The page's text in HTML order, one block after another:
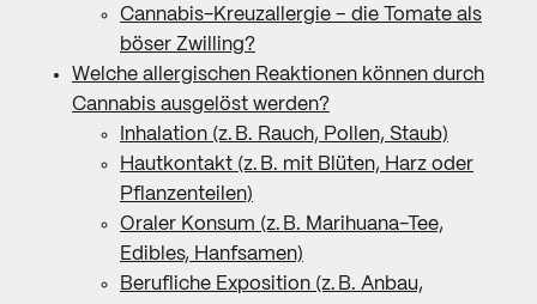
Cannabis-Kreuzallergie – die Tomate als
böser Zwilling?
Welche allergischen Reaktionen können durch
Cannabis ausgelöst werden?
Inhalation (z. B. Rauch, Pollen, Staub)
Hautkontakt (z. B. mit Blüten, Harz oder
Pflanzenteilen)
Oraler Konsum (z. B. Marihuana-Tee,
Edibles, Hanfsamen)
Berufliche Exposition (z. B. Anbau,